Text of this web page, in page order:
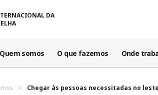
DA
Quem somos O que fazemos Onde
Chegar às pessoas necessitadas no